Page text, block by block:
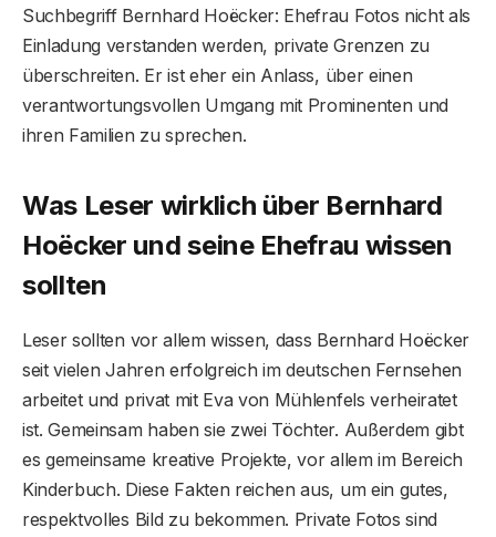
Suchbegriff Bernhard Hoëcker: Ehefrau Fotos nicht als
Einladung verstanden werden, private Grenzen zu
überschreiten. Er ist eher ein Anlass, über einen
verantwortungsvollen Umgang mit Prominenten und
ihren Familien zu sprechen.
Was Leser wirklich über Bernhard
Hoëcker und seine Ehefrau wissen
sollten
Leser sollten vor allem wissen, dass Bernhard Hoëcker
seit vielen Jahren erfolgreich im deutschen Fernsehen
arbeitet und privat mit Eva von Mühlenfels verheiratet
ist. Gemeinsam haben sie zwei Töchter. Außerdem gibt
es gemeinsame kreative Projekte, vor allem im Bereich
Kinderbuch. Diese Fakten reichen aus, um ein gutes,
respektvolles Bild zu bekommen. Private Fotos sind